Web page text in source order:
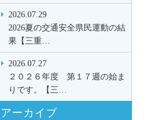
2026.07.29
2026夏の交通安全県民運動の結
果【三重…
2026.07.27
２０２６年度 第１７週の始ま
りです。【三…
アーカイブ